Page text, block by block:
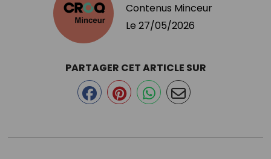
Contenus Minceur
Le 27/05/2026
PARTAGER CET ARTICLE SUR